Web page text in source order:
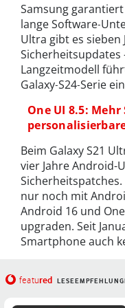
Samsung
lange
Ultra gibt es sieben
Sicherheitsupdates
Langzeitmodell
Galaxy‑S24‑Serie
One UI 8.5:
Beim Galaxy S21
vier Jahre Android-
nur noch mit
Android 16 und
upgraden. Seit
Smartphone auch
featured